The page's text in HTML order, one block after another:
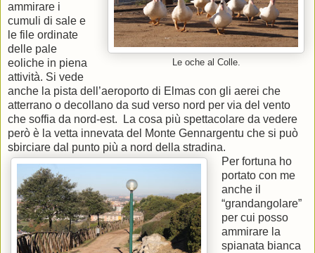
Le oche al Colle.
ammirare i
cumuli di sale e
le file ordinate
delle pale
eoliche in piena
attività. Si vede
anche la pista dell’aeroporto di Elmas con gli aerei che
atterrano o decollano da sud verso nord per via del vento
che soffia da nord-est. La cosa più spettacolare da vedere
però è la vetta innevata del Monte Gennargentu che si può
sbirciare dal punto più a nord della stradina.
Per fortuna ho
portato con me
anche il
“grandangolare”
per cui posso
ammirare la
spianata bianca